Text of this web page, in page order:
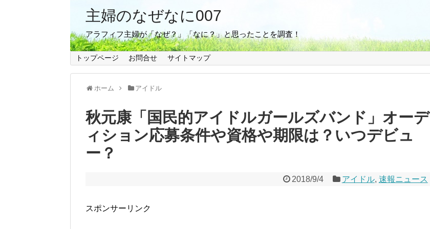
主婦のなぜなに007
アラフィフ主婦が「なぜ？」「なに？」と思ったことを調査！
トップページ お問合せ サイトマップ
ホーム アイドル
秋元康「国民的アイドルガールズバンド」オーデ
ィション応募条件や資格や期限は？いつデビュ
ー？
2018/9/4 アイドル, 速報ニュース
スポンサーリンク